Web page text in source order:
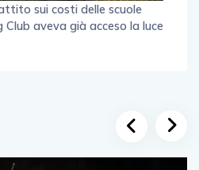
sui costi delle scuole
aveva già acceso la luce